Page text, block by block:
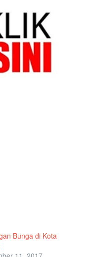
Bunga di Kota